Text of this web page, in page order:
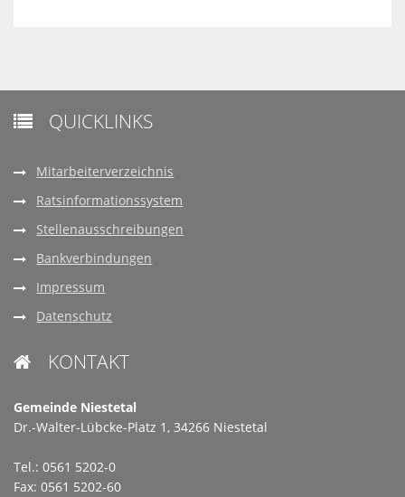
 QUICKLINKS
Mitarbeiterverzeichnis
Ratsinformationssystem
Stellenausschreibungen
Bankverbindungen
Impressum
Datenschutz
 KONTAKT
Gemeinde Niestetal
Dr.-Walter-Lübcke-Platz 1, 34266 Niestetal
Tel.: 0561 5202-0
Fax: 0561 5202-60